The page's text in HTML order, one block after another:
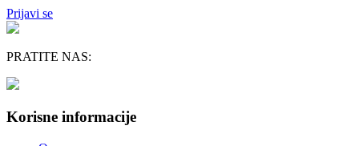
Prijavi se
PRATITE NAS:
Korisne informacije